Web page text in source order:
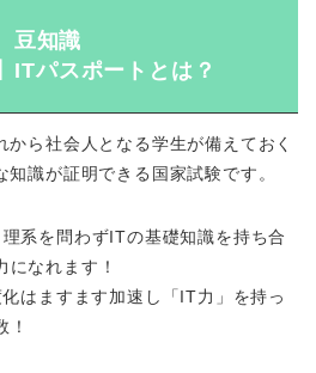
豆知識
ITパスポートとは？
ら社会人となる学生が備えておく
識が証明できる国家試験です。
系を問わずITの基礎知識を持ち合
なれます！
はますます加速し「IT力」を持っ
！